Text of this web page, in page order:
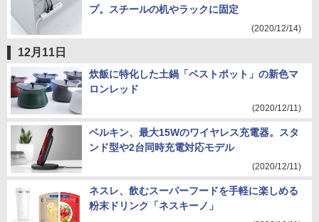
プ。スチールの机やラックに固定
(2020/12/14)
12月11日
炊飯に特化した土鍋「ベストポット」の新色マ
ロンレッド
(2020/12/11)
ベルキン、最大15Wのワイヤレス充電器。スタ
ンド型や2台同時充電対応モデル
(2020/12/11)
ネスレ、飲むスーパーフードを手軽に楽しめる
粉末ドリンク「ネスキーノ」